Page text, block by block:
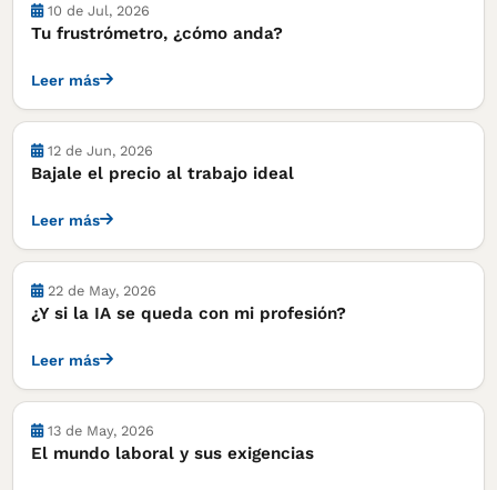
10 de Jul, 2026
Tu frustrómetro, ¿cómo anda?
Leer más
Notas
12 de Jun, 2026
Bajale el precio al trabajo ideal
Leer más
22 de May, 2026
¿Y si la IA se queda con mi profesión?
Leer más
13 de May, 2026
El mundo laboral y sus exigencias